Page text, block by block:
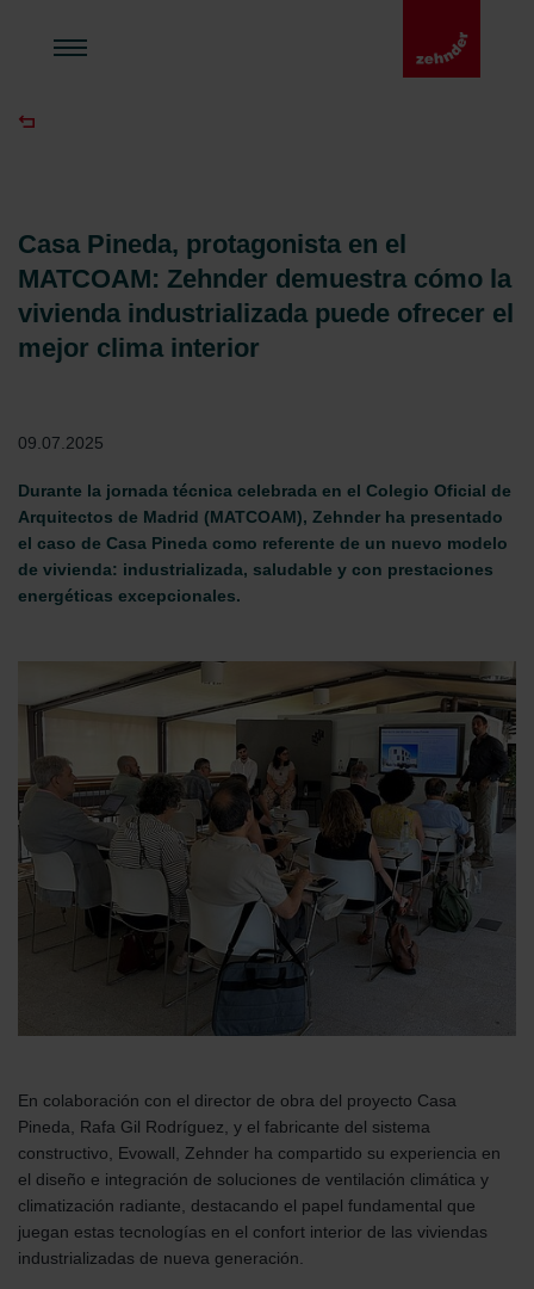
Casa Pineda, protagonista en el
MATCOAM: Zehnder demuestra cómo la
vivienda industrializada puede ofrecer el
mejor clima interior
09.07.2025
Durante la jornada técnica celebrada en el Colegio Oficial de
Arquitectos de Madrid (MATCOAM), Zehnder ha presentado
el caso de Casa Pineda como referente de un nuevo modelo
de vivienda: industrializada, saludable y con prestaciones
energéticas excepcionales.
En colaboración con el director de obra del proyecto Casa
Pineda, Rafa Gil Rodríguez, y el fabricante del sistema
constructivo, Evowall, Zehnder ha compartido su experiencia en
el diseño e integración de soluciones de ventilación climática y
climatización radiante, destacando el papel fundamental que
juegan estas tecnologías en el confort interior de las viviendas
industrializadas de nueva generación.